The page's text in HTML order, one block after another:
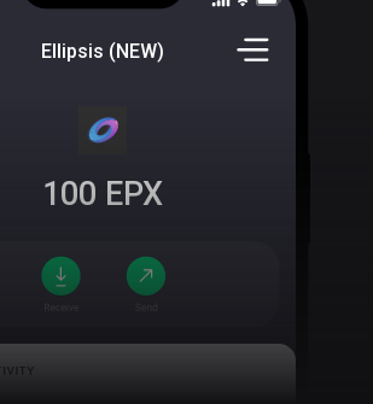
Ellipsis (NEW)
100 EPX